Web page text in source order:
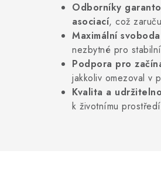
Odborníky
asociací, což
Maximální
nezbytné pro
Podpora pro
jakkoliv omezoval v
Kvalita a
k životnímu